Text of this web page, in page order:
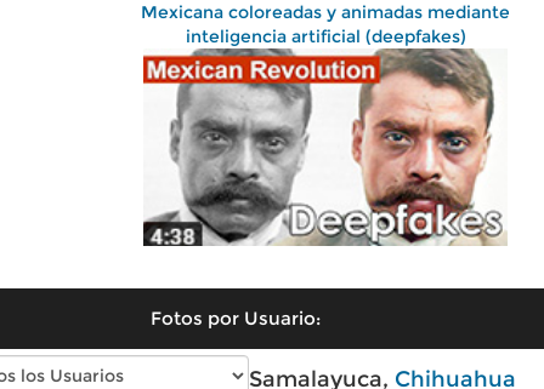
Mexicana coloreadas y animadas mediante
inteligencia artificial (deepfakes)
Fotos por Usuario:
Fotos modernas de Samalayuca, Chihuahua